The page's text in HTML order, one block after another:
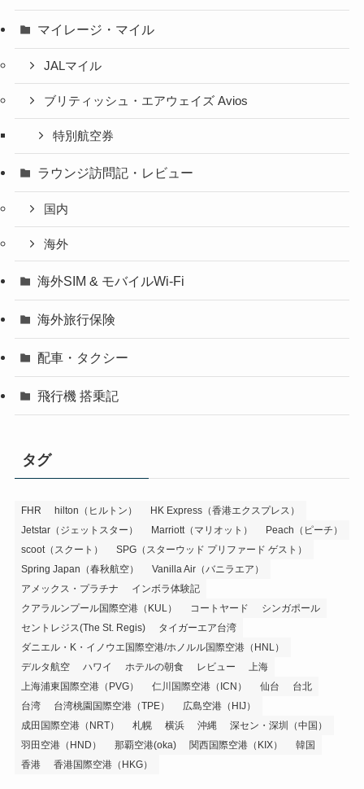
マイレージ・マイル
JALマイル
ブリティッシュ・エアウェイズ Avios
特別航空券
ラウンジ訪問記・レビュー
国内
海外
海外SIM & モバイルWi-Fi
海外旅行保険
配車・タクシー
飛行機 搭乗記
タグ
FHR hilton（ヒルトン）
HK Express（香港エクスプレス）
Jetstar（ジェットスター）
Marriott（マリオット）
Peach（ピーチ）
scoot（スクート）
SPG（スターウッド プリファード ゲスト）
Spring Japan（春秋航空）
Vanilla Air（バニラエア）
アメックス・プラチナ
インボラ体験記
クアラルンプール国際空港（KUL）
コートヤード
シンガポール
セントレジス(The St. Regis)
タイガーエア台湾
ダニエル・K・イノウエ国際空港/ホノルル国際空港（HNL）
デルタ航空
ハワイ ホテルの朝食 レビュー
上海
上海浦東国際空港（PVG）
仁川国際空港（ICN） 仙台
台北
台湾
台湾桃園国際空港（TPE）
広島空港（HIJ）
成田国際空港（NRT）
札幌 横浜 沖縄
深セン・深圳（中国）
羽田空港（HND）
那覇空港(oka) 関西国際空港（KIX）
韓国
香港
香港国際空港（HKG）